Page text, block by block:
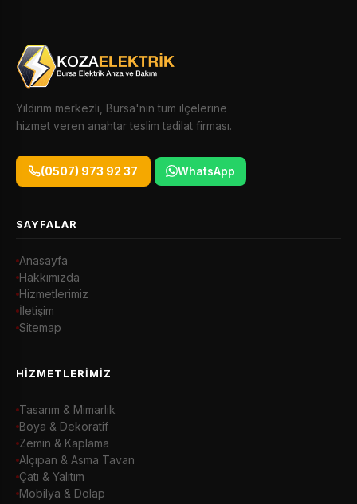
Yıldırım merkezli, Bursa'nın tüm ilçelerine
hizmet veren anahtar teslim tadilat firması.
(0507) 973 92 37 WhatsApp
SAYFALAR
Anasayfa
Hakkımızda
Hizmetlerimiz
İletişim
Sitemap
HIZMETLERIMIZ
Tasarım & Mimarlık
Boya & Dekoratif
Zemin & Kaplama
Alçıpan & Asma Tavan
Çatı & Yalıtım
Mobilya & Dolap